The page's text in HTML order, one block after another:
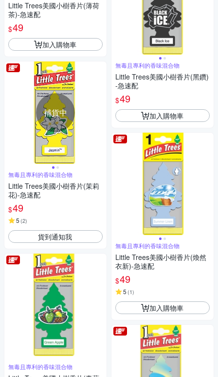
Little Trees美國小樹香片(薄荷
茶)-急速配
$49
加入購物車
補貨中
無毒且專利的香味混合物
Little Trees美國小樹香片(茉莉
花)-急速配
$49
5 (2)
貨到通知我
無毒且專利的香味混合物
無毒且專利的香味混合物
Little Trees美國小樹香片(黑鑽)
-急速配
$49
加入購物車
無毒且專利的香味混合物
Little Trees美國小樹香片(煥然
衣新)-急速配
$49
5 (1)
加入購物車